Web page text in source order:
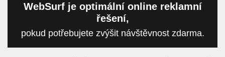
WebSurf je optimální online reklamní
řešení,
pokud potřebujete zvýšit návštěvnost zdarma.